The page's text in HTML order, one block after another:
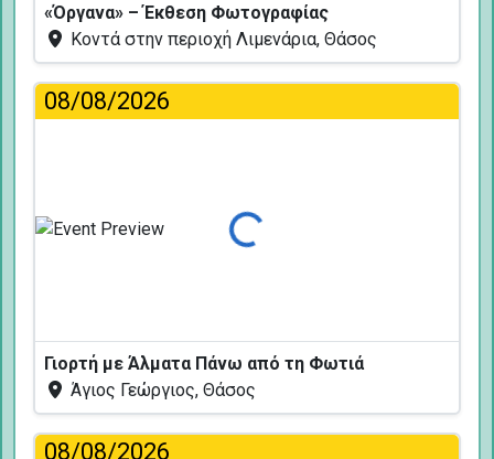
«Όργανα» – Έκθεση Φωτογραφίας
Κοντά στην περιοχή Λιμενάρια, Θάσος
08/08/2026
Φόρτωση...
Γιορτή με Άλματα Πάνω από τη Φωτιά
Άγιος Γεώργιος, Θάσος
08/08/2026